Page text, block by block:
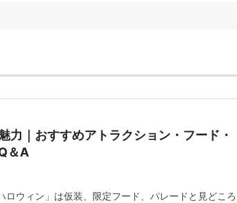
力｜おすすめアトラクション・フード・
＆A
ロウィン」は仮装、限定フード、パレードと見どころ